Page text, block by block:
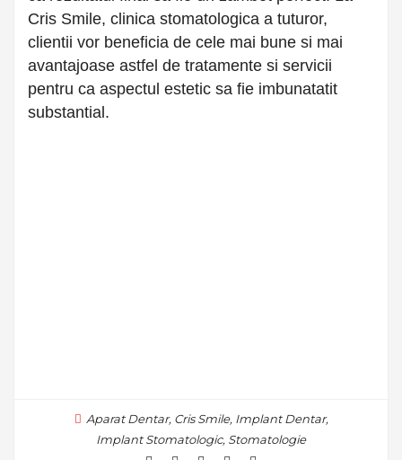
Cris Smile, clinica stomatologica a tuturor,
clientii vor beneficia de cele mai bune si mai
avantajoase astfel de tratamente si servicii
pentru ca aspectul estetic sa fie imbunatatit
substantial.
Aparat Dentar, Cris Smile, Implant Dentar,
Implant Stomatologic, Stomatologie